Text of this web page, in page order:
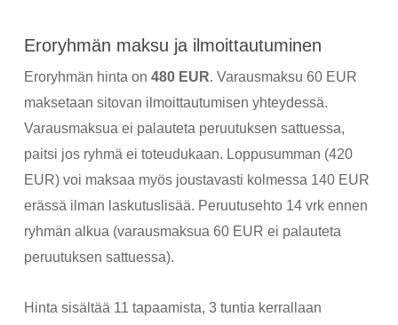
Eroryhmän maksu ja ilmoittautuminen
Eroryhmän hinta on 480 EUR. Varausmaksu 60 EUR
maksetaan sitovan ilmoittautumisen yhteydessä.
Varausmaksua ei palauteta peruutuksen sattuessa,
paitsi jos ryhmä ei toteudukaan. Loppusumman (420
EUR) voi maksaa myös joustavasti kolmessa 140 EUR
erässä ilman laskutuslisää. Peruutusehto 14 vrk ennen
ryhmän alkua (varausmaksua 60 EUR ei palauteta
peruutuksen sattuessa).
Hinta sisältää 11 tapaamista, 3 tuntia kerrallaan